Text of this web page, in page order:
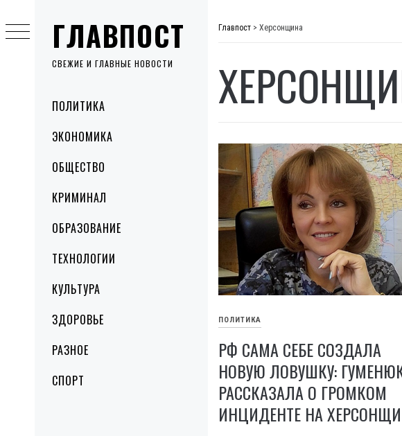
ГЛАВПОСТ
СВЕЖИЕ И ГЛАВНЫЕ НОВОСТИ
MenuПОЛИТИКА
ЭКОНОМИКА
ОБЩЕСТВО
КРИМИНАЛ
ОБРАЗОВАНИЕ
ТЕХНОЛОГИИ
КУЛЬТУРА
ЗДОРОВЬЕ
РАЗНОЕ
СПОРТ
to
content
Главпост > Херсонщина
ПОЛИТИКА
РФ САМА СЕБЕ СОЗДАЛА
НОВУЮ ЛОВУШКУ:
РАССКАЗАЛА О ГРОМКОМ
ИНЦИДЕНТЕ НА